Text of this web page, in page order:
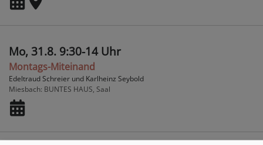
Mo, 31.8. 9:30-14 Uhr
Montags-Miteinand
Edeltraud Schreier und Karlheinz Seybold
Miesbach BUNTES HAUS, Saal